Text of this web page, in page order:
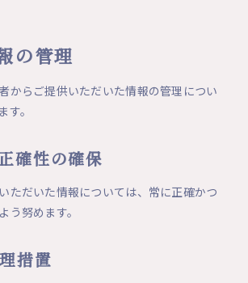
の管理
からご提供いただいた情報の管理につい
。
確性の確保
ただいた情報については、常に正確かつ
う努めます。
措置